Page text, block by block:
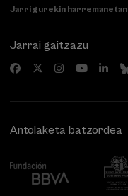
Jarri gurekin harremanetan
Jarrai gaitzazu
Antolaketa batzordea